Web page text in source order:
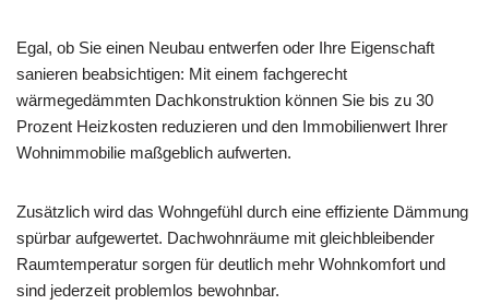
Egal, ob Sie einen Neubau entwerfen oder Ihre Eigenschaft
sanieren beabsichtigen: Mit einem fachgerecht
wärmegedämmten Dachkonstruktion können Sie bis zu 30
Prozent Heizkosten reduzieren und den Immobilienwert Ihrer
Wohnimmobilie maßgeblich aufwerten.
Zusätzlich wird das Wohngefühl durch eine effiziente Dämmung
spürbar aufgewertet. Dachwohnräume mit gleichbleibender
Raumtemperatur sorgen für deutlich mehr Wohnkomfort und
sind jederzeit problemlos bewohnbar.